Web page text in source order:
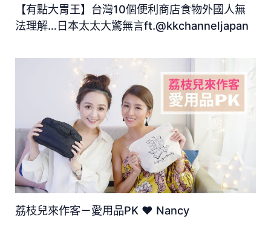
【有點大胃王】台灣10個便利商店食物外國人無
法理解…日本太太大驚無言ft.@kkchanneljapan
荔枝兒來作客－愛用品PK ♥ Nancy